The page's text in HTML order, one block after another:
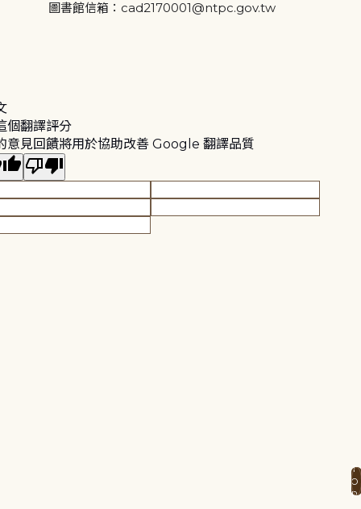
圖書館信箱：cad2170001@ntpc.gov.tw
個翻譯評分
意見回饋將用於協助改善 Google 翻譯品質